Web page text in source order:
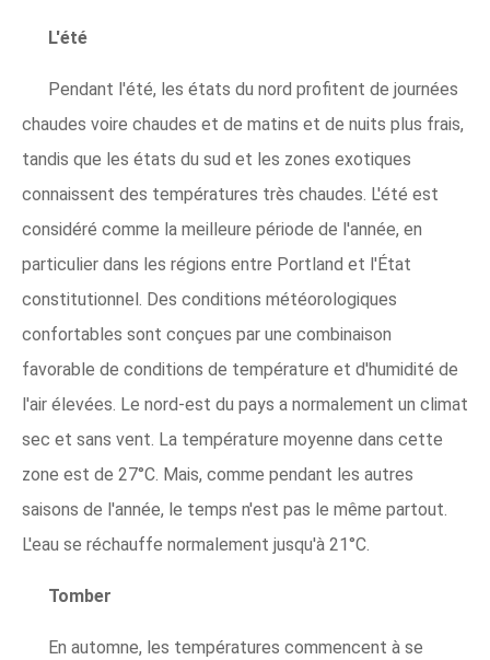
L'été
Pendant l'été, les états du nord profitent de journées
chaudes voire chaudes et de matins et de nuits plus frais,
tandis que les états du sud et les zones exotiques
connaissent des températures très chaudes. L'été est
considéré comme la meilleure période de l'année, en
particulier dans les régions entre Portland et l'État
constitutionnel. Des conditions météorologiques
confortables sont conçues par une combinaison
favorable de conditions de température et d'humidité de
l'air élevées. Le nord-est du pays a normalement un climat
sec et sans vent. La température moyenne dans cette
zone est de 27°C. Mais, comme pendant les autres
saisons de l'année, le temps n'est pas le même partout.
L'eau se réchauffe normalement jusqu'à 21°C.
Tomber
En automne, les températures commencent à se